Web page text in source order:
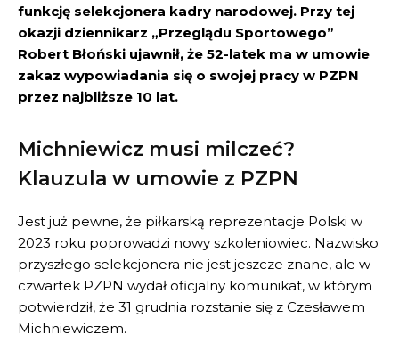
funkcję selekcjonera kadry narodowej. Przy tej
okazji dziennikarz „Przeglądu Sportowego”
Robert Błoński ujawnił, że 52-latek ma w umowie
zakaz wypowiadania się o swojej pracy w PZPN
przez najbliższe 10 lat.
Michniewicz musi milczeć?
Klauzula w umowie z PZPN
Jest już pewne, że piłkarską reprezentacje Polski w
2023 roku poprowadzi nowy szkoleniowiec. Nazwisko
przyszłego selekcjonera nie jest jeszcze znane, ale w
czwartek PZPN wydał oficjalny komunikat, w którym
potwierdził, że 31 grudnia rozstanie się z Czesławem
Michniewiczem.